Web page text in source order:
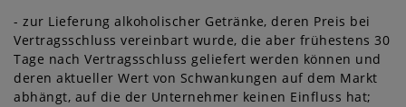
- zur Lieferung alkoholischer Getränke, deren Preis bei
Vertragsschluss vereinbart wurde, die aber frühestens 30
Tage nach Vertragsschluss geliefert werden können und
deren aktueller Wert von Schwankungen auf dem Markt
abhängt, auf die der Unternehmer keinen Einfluss hat;